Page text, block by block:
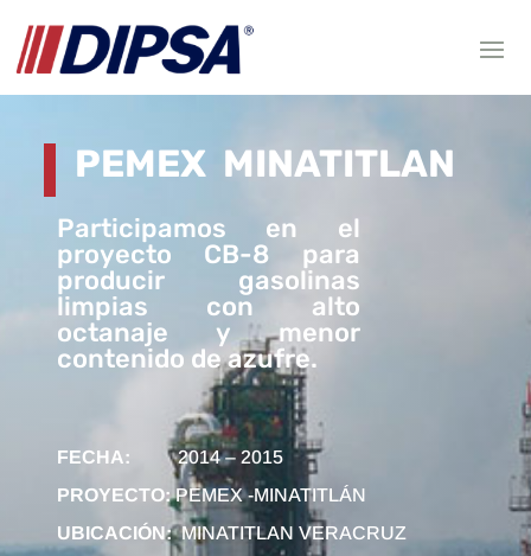
PEMEX MINATITLAN
Participamos en el
proyecto CB-8 para
producir gasolinas
limpias con alto
octanaje y menor
contenido de azufre.
FECHA:2014 – 2015
PROYECTO:PEMEX -MINATITLÁN
UBICACIÓN:MINATITLAN VERACRUZ